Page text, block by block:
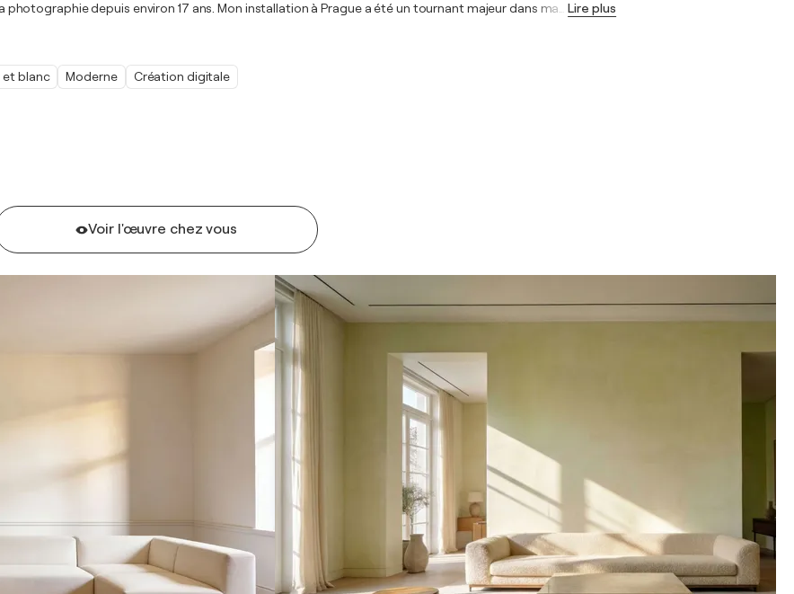
Voir l'œuvre chez vous
photographie depuis environ 17 ans. Mon installation à Prague a été un tournant majeur dans ma Lire plus
et blanc Moderne Création digitale